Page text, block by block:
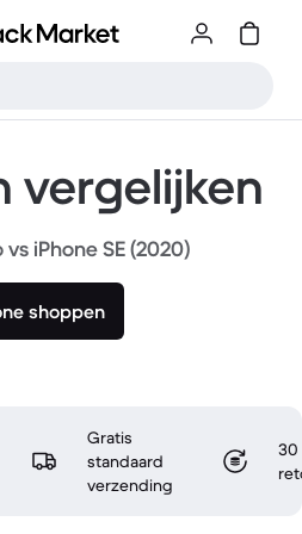
vergelijken
vs iPhone SE (2020)
shoppen
Gratis
standaard
verzending
30